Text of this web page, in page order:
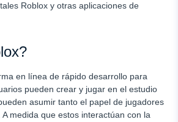
Roblox y otras aplicaciones de
en línea de rápido desarrollo para
pueden crear y jugar en el estudio
asumir tanto el papel de jugadores
medida que estos interactúan con la